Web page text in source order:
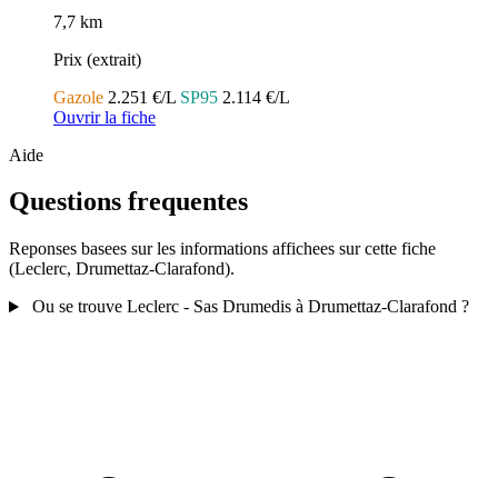
7,7 km
Prix (extrait)
Gazole 2.251 €/L SP95 2.114 €/L
Ouvrir la fiche
Aide
Questions frequentes
Reponses basees sur les informations affichees sur cette fiche
(Leclerc, Drumettaz-Clarafond).
Ou se trouve Leclerc - Sas Drumedis à Drumettaz-Clarafond ?